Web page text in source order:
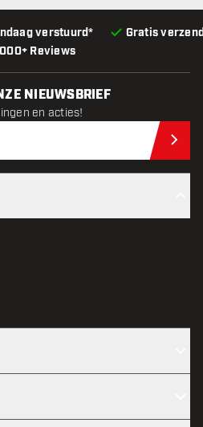
Reviews
verstuurd* Gratis
NIEUWSBRIEF
en acties!